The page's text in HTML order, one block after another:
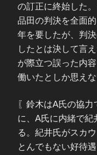
の訂正に終始した
品田の判決を全面
年を要したが、判
したとは決して言
が際立つ誤った内
働いたとしか思えな
〖鈴木はA氏の協
に、A氏に内緒で紀
る。紀井氏がスカ
とんでもない好待